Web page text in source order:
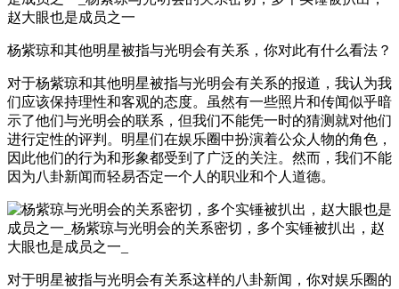
杨紫琼和其他明星被指与光明会有关系，你对此有什么看法？
对于杨紫琼和其他明星被指与光明会有关系的报道，我认为我
们应该保持理性和客观的态度。虽然有一些照片和传闻似乎暗
示了他们与光明会的联系，但我们不能凭一时的猜测就对他们
进行定性的评判。明星们在娱乐圈中扮演着公众人物的角色，
因此他们的行为和形象都受到了广泛的关注。然而，我们不能
因为八卦新闻而轻易否定一个人的职业和个人道德。
对于明星被指与光明会有关系这样的八卦新闻，你对娱乐圈的